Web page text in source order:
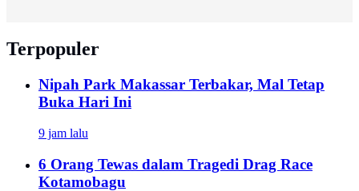
Terpopuler
Nipah Park Makassar Terbakar, Mal Tetap
Buka Hari Ini
9 jam lalu
6 Orang Tewas dalam Tragedi Drag Race
Kotamobagu